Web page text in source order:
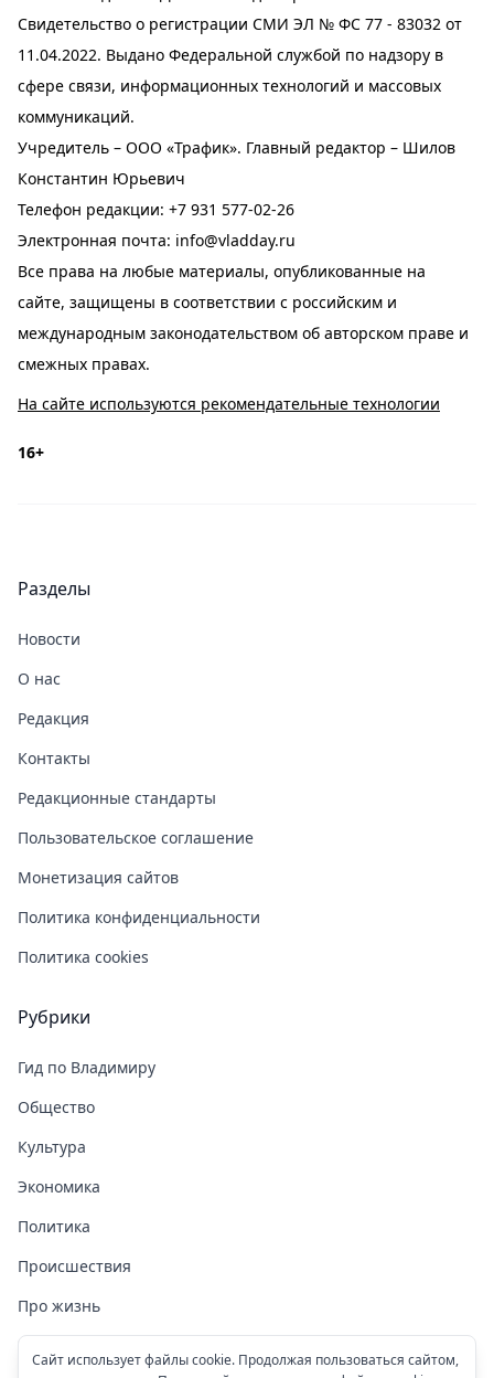
Свидетельство о регистрации СМИ ЭЛ № ФС 77 - 83032 от
11.04.2022. Выдано Федеральной службой по надзору в
сфере связи, информационных технологий и массовых
коммуникаций.
Учредитель – ООО «Трафик». Главный редактор – Шилов
Константин Юрьевич
Телефон редакции: +7 931 577-02-26
Электронная почта: info@vladday.ru
Все права на любые материалы, опубликованные на
сайте, защищены в соответствии с российским и
международным законодательством об авторском праве и
смежных правах.
На сайте используются рекомендательные технологии
16+
Разделы
Новости
О нас
Редакция
Контакты
Редакционные стандарты
Пользовательское соглашение
Монетизация сайтов
Политика конфиденциальности
Политика cookies
Рубрики
Гид по Владимиру
Общество
Культура
Экономика
Политика
Происшествия
Про жизнь
Здоровье
Сайт использует файлы cookie. Продолжая пользоваться сайтом,